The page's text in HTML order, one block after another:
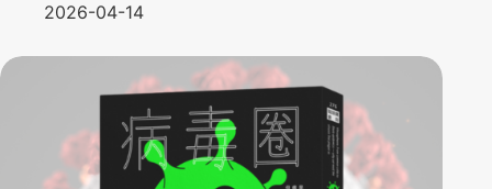
2026-04-14